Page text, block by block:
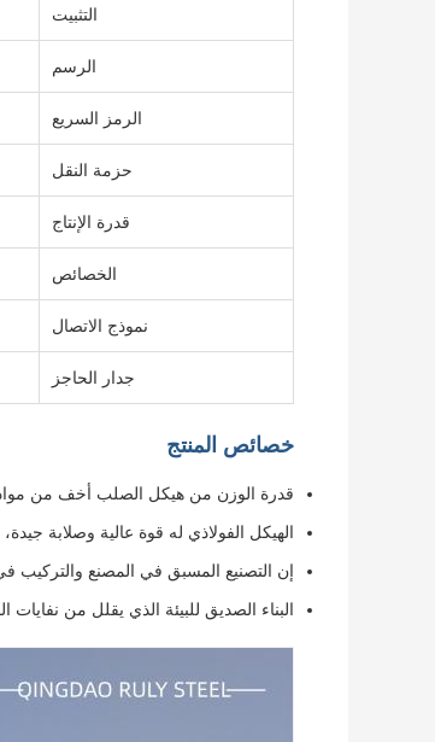
التثبيت
الرسم
الرمز السريع
حزمة النقل
قدرة الإنتاج
الخصائص
نموذج الاتصال
جدار الحاجز
خصائص المنتج
قدرة الوزن من هيكل الصلب أخف من مواد
الهيكل الفولاذي له قوة عالية وصلابة
إن التصنيع المسبق في المصنع والتركيب
البناء الصديق للبيئة الذي يقلل من نفايات